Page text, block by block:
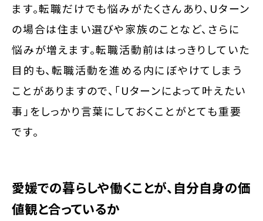
ます。転職だけでも悩みがたくさんあり、Uターン
の場合は住まい選びや家族のことなど、さらに
悩みが増えます。転職活動前ははっきりしていた
目的も、転職活動を進める内にぼやけてしまう
ことがありますので、「Uターンによって叶えたい
事」をしっかり言葉にしておくことがとても重要
です。
愛媛での暮らしや働くことが、自分自身の価
値観と合っているか